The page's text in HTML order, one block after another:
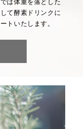
は体重を落とした
て酵素ドリンクに
トいたします。